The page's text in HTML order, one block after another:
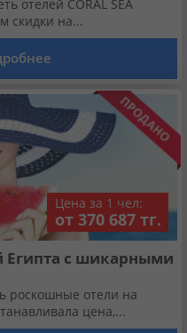
отелей CORAL SEA
скидки на...
Цена за 1 чел:
от 370 687 тг.
Египта с шикарными
роскошные отели на
цена,...